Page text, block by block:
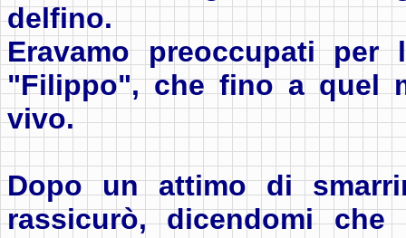
delfino.
Eravamo preoccupati
"Filippo", che fino a quel
vivo.
Dopo un attimo di
rassicurò, dicendomi